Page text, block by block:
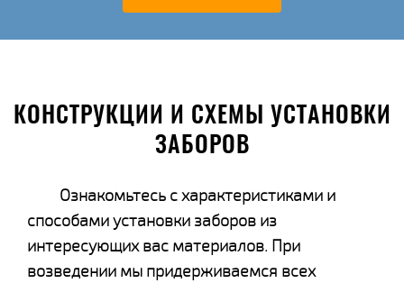
КОНСТРУКЦИИ И СХЕМЫ УСТАНОВКИ
ЗАБОРОВ
Ознакомьтесь с характеристиками и
способами установки заборов из
интересующих вас материалов. При
возведении мы придерживаемся всех